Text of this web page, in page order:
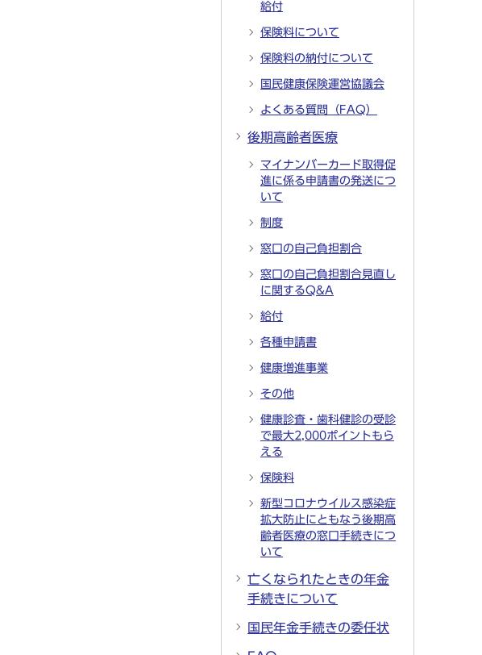
給付
保険料について
保険料の納付について
国民健康保険運営協議会
よくある質問（FAQ）
後期高齢者医療
マイナンバーカード取得促
進に係る申請書の発送につ
いて
制度
窓口の自己負担割合
窓口の自己負担割合見直し
に関するQ&A
給付
各種申請書
健康増進事業
その他
健康診査・歯科健診の受診
で最大2,000ポイントもら
える
保険料
新型コロナウイルス感染症
拡大防止にともなう後期高
齢者医療の窓口手続きにつ
いて
亡くなられたときの年金
手続きについて
国民年金手続きの委任状